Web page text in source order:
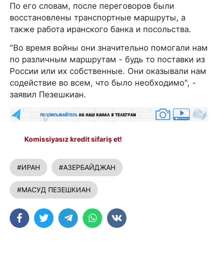
По его словам, после переговоров были
восстановлены транспортные маршруты, а
также работа иранского банка и посольства.
"Во время войны они значительно помогали нам
по различным маршрутам - будь то поставки из
России или их собственные. Они оказывали нам
содействие во всем, что было необходимо", -
заявил Пезешкиан.
Komissiyasız kredit sifariş et!
#ИРАН #АЗЕРБАЙДЖАН
#МАСУД ПЕЗЕШКИАН